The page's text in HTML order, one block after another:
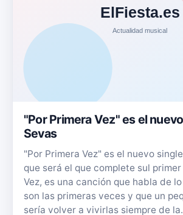
"Por Primera Vez" es el
Sevas
"Por Primera Vez" es el nuevo
que será el que complete sul primer
Vez, es una canción que habla de
son las primeras veces y que un
sería volver a vivirlas siempre de